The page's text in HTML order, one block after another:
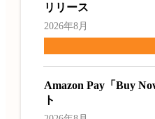
リリース
2026年8月
Amazon Pay「Buy
ト